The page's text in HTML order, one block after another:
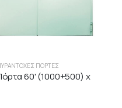
ΠΌΡΤΕΣ
60' (1000+500) x